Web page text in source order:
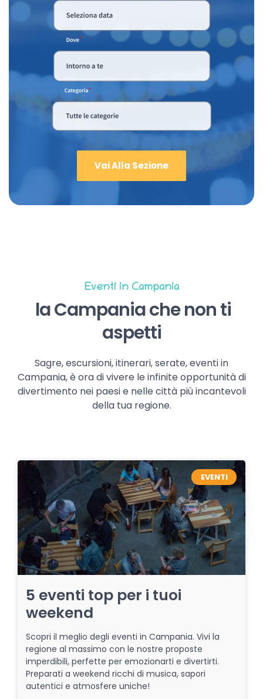
Vai Alla Sezione
Eventi in Campania
la Campania che non ti
aspetti
Sagre, escursioni, itinerari, serate, eventi in
Campania, è ora di vivere le infinite opportunità di
divertimento nei paesi e nelle città più incantevoli
della tua regione.
EVENTI
5 eventi top per i tuoi
weekend
Scopri il meglio degli eventi in Campania. Vivi la
regione al massimo con le nostre proposte
imperdibili, perfette per emozionarti e divertirti.
Preparati a weekend ricchi di musica, sapori
autentici e atmosfere uniche!